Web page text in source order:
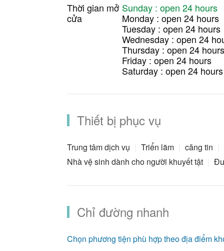
Công viên có thiết kế kết hợp công
tiện nghi thông minh và thiết bị năng
hưởng thiên nhiên tươi đẹp, mà còn
Trung trong việc bảo vệ môi trường
đường đi bộ, hồ nước và khu vực
động ngoài trời. Nơi đây cung cấp
buổi sáng, họp mặt gia đình hay là tổ
mọi ngóc ngách đều tràn ngập sự
Thời gian mở
cửa
Sunday : open 24 hours
Monday : open 24 hours
Tuesday : open 24 hours
Wednesday : open 24
Thursday : open 24 hours
Friday : open 24 hours
Saturday : open 24 hours
Thiết bị phục vụ
Trung tâm dịch vụ Triển lãm căng tin
Nhà vệ sinh dành cho người khuyết tật
Chỉ đường nhanh
Chọn phương tiện phù hợp theo địa điểm